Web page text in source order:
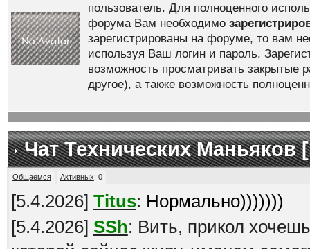
пользователь. Для полноценного
форума Вам необходимо
зарегистрированы на форуме, то вам
используя Ваш логин и пароль.
возможность просматривать закрытые
другое), а также возможность
Чат Технических Маньяков [
Общаемся Активных: 0
[5.4.2026] Titus: Нормально)))))))
[5.4.2026] SSh: Вить, прикол